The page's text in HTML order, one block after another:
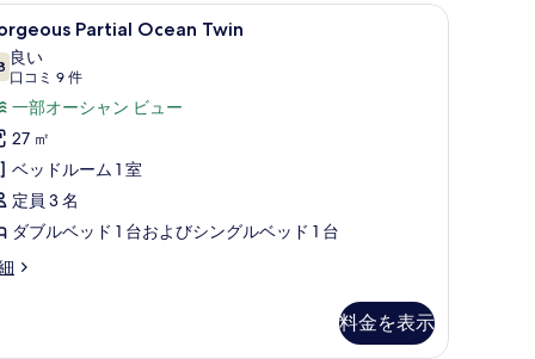
スク、ノートパソコン用作業スペース高級寝具、セーフティボックス (室内)、デ
6 Partial Ocean Twin
点中 7.8
良い
口コミ 9 件
(口
コ
ミ
件)
一部オーシャン ビュー
27 ㎡
ベッドルーム 1 室
定員 3 名
ダブルベッド 1 台およびシングルベッド 1 台
料金を表示